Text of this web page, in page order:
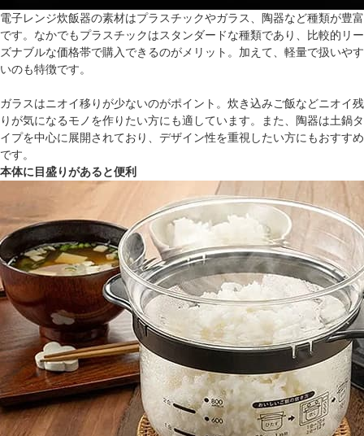
電子レンジ炊飯器の素材はプラスチックやガラス、陶器など種類が豊富
です。なかでもプラスチックはスタンダードな種類であり、比較的リー
ズナブルな価格帯で購入できるのがメリット。加えて、軽量で扱いやす
いのも特徴です。
ガラスはニオイ移りが少ないのがポイント。炊き込みご飯などニオイ残
りが気になるモノを作りたい方にも適しています。また、陶器は土鍋タ
イプを中心に展開されており、デザイン性を重視したい方にもおすすめ
です。
本体に目盛りがあると便利